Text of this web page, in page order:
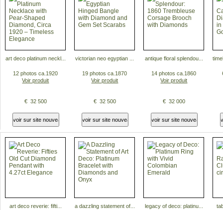
art deco platinum neckl...
12 photos ca.1920
Voir produit
€ 32 500
victorian neo egyptian ...
19 photos ca.1870
Voir produit
€ 32 500
antique floral splendou...
14 photos ca.1860
Voir produit
€ 32 000
art deco reverie: fifti... a dazzling statement of... legacy of deco: platinu...